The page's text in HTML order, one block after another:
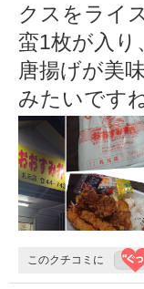
クスをライ
蛮1枚が入
唐揚げが美
みたいです
このクチコミに